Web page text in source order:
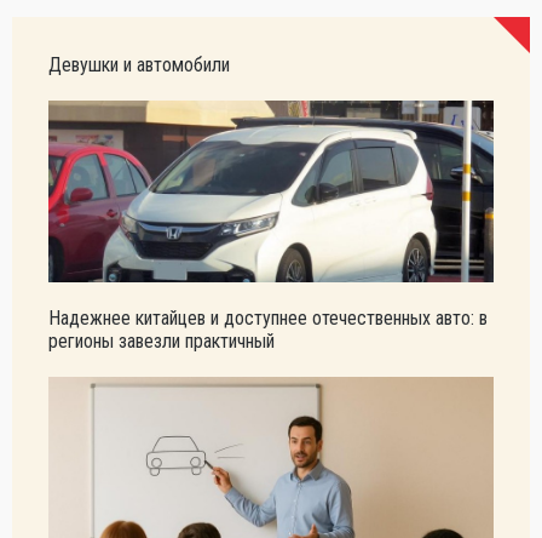
Девушки и автомобили
Надежнее китайцев и доступнее отечественных авто: в
регионы завезли практичный